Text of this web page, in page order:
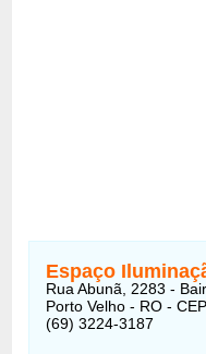
Espaço
Rua Abunã, 2283 -
Porto Velho - RO -
(69) 3224-3187